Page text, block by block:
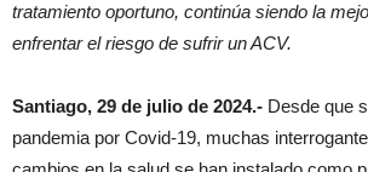
tratamiento oportuno, continúa siendo la
enfrentar el riesgo de sufrir un ACV.
Santiago, 29 de julio de 2024.- Desde que
pandemia por Covid-19, muchas